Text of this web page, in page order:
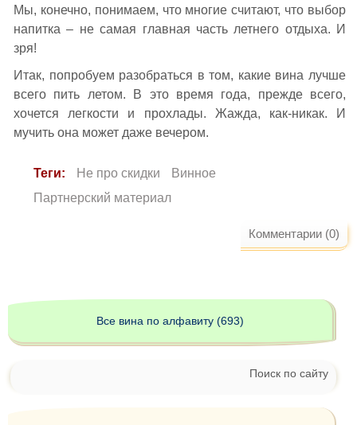
Мы, конечно, понимаем, что многие считают, что выбор
напитка – не самая главная часть летнего отдыха. И
зря!
Итак, попробуем разобраться в том, какие вина лучше
всего пить летом. В это время года, прежде всего,
хочется легкости и прохлады. Жажда, как-никак. И
мучить она может даже вечером.
Теги: Не про скидки
Винное
Партнерский материал
Комментарии (0)
Все вина по алфавиту (693)
Поиск по сайту